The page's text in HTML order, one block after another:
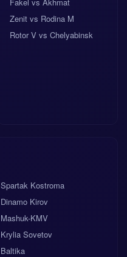
Zenit vs Rodina M
Rotor V vs Chelyabinsk
Spartak Kostroma
Dinamo Kirov
Mashuk-KMV
Krylia Sovetov
Baltika